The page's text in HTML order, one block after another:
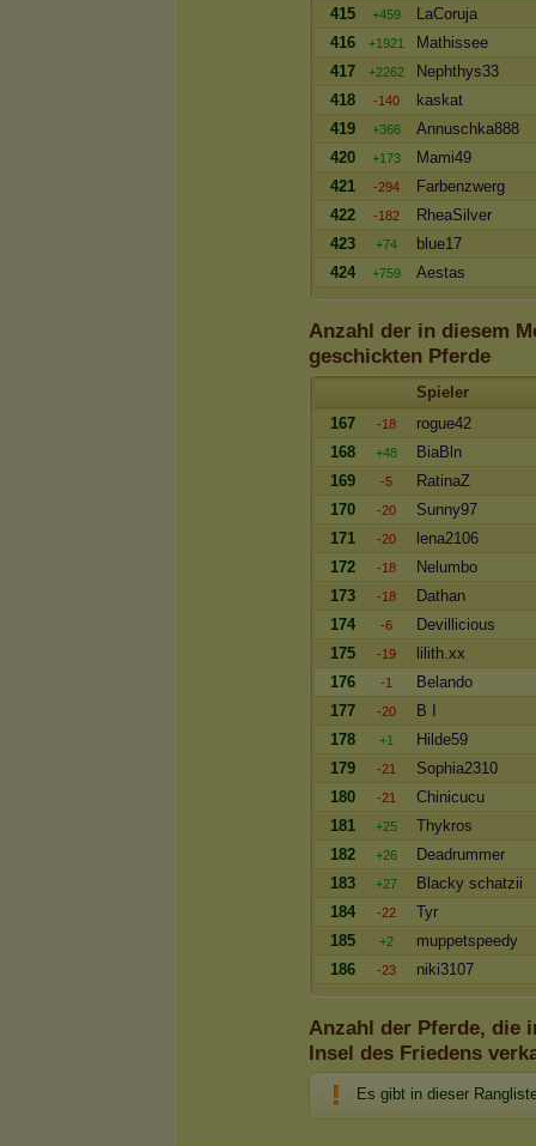
415
+459
LaCoruja
416
+1921
Mathissee
417
+2262
Nephthys33
418
-140
kaskat
419
+366
Annuschka888
420
+173
Mami49
421
-294
Farbenzwerg
422
-182
RheaSilver
423
+74
blue17
424
+759 Aestas
Anzahl der in diesem
geschickten Pferde
Spieler
167
-18
rogue42
168
+48
BiaBln
169
-5
RatinaZ
170
-20
Sunny97
171
-20
lena2106
172
-18
Nelumbo
173
-18
Dathan
174
-6
Devillicious
175
-19
lilith.xx
176
-1
Belando
177
-20
B I
178
+1
Hilde59
179
-21
Sophia2310
180
-21
Chinicucu
181
+25
Thykros
182
+26
Deadrummer
183
+27
Blacky schatzii
184
-22
Tyr
185
+2
muppetspeedy
186
-23 niki3107
Anzahl der Pferde, die
Insel des Friedens
Es gibt in dieser